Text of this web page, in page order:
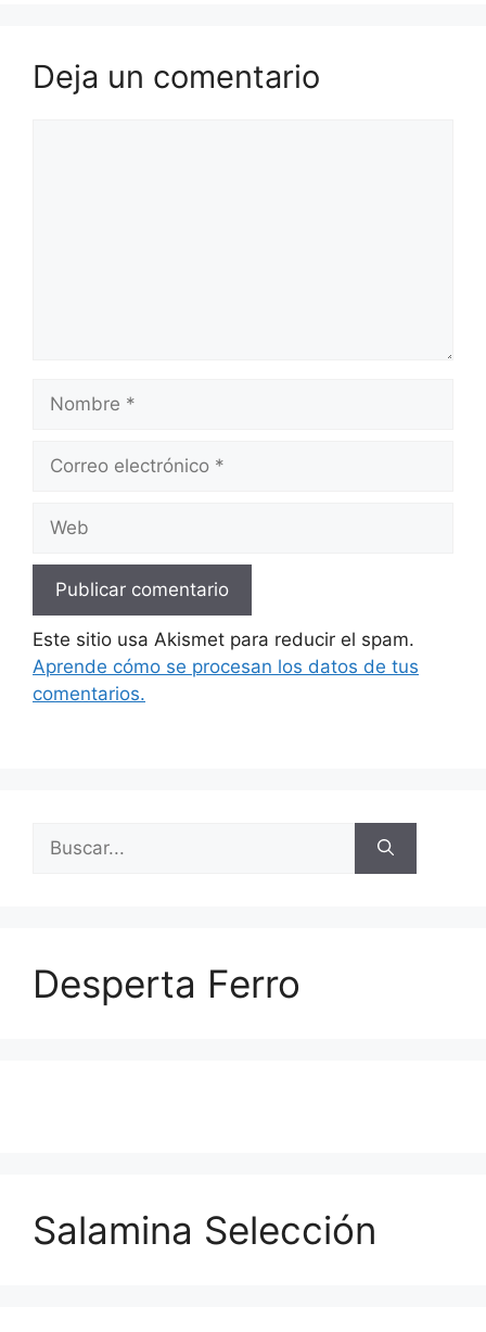
Deja un comentario
Nombre
Correo
Web
Este sitio usa Akismet para reducir el spam.
Aprende cómo se procesan los datos de tus
comentarios.
Desperta Ferro
Salamina Selección